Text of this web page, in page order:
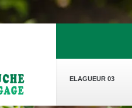
ELAGUEUR 03